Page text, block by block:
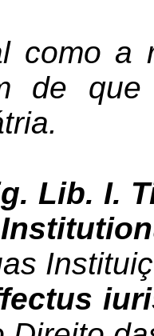
como a
de que
Lib. I.